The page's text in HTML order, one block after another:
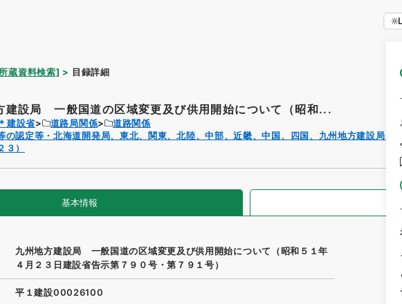
蔵資料検索] 目録詳細
建設局 一般国道の区域変更及び供用開始について（昭和...
＊建設省 道路局関係
道路関係
の認定等・北海道開発局、東北、関東、北陸、中部、近畿、中国、四国、九州地方建設局・
３）
基本情報
九州地方建設局 一般国道の区域変更及び供用開始について（昭和５１年
４月２３日建設省告示第７９０号・第７９１号）
平１建設00026100